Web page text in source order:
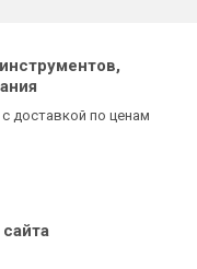
доставкой по ценам